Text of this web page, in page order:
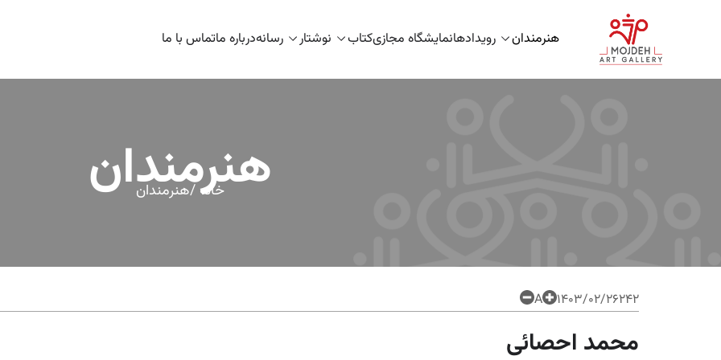
هنرمندان رویدادهانمایشگاه مجازیکتاب نوشتار رسانهدرباره ماتماس با ما
هنرمندان
خانه /هنرمندان
242۱۴۰۳/۰۲/۲۶ A
محمد احصائی